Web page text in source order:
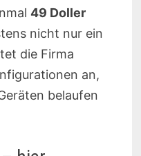
49 Doller
nicht nur ein
die Firma
an,
belaufen